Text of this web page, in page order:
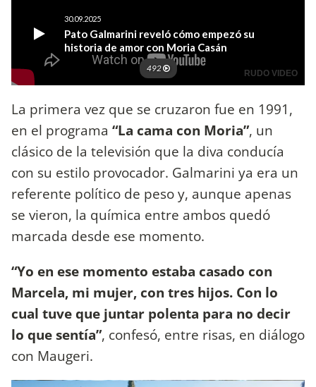
La primera vez que se cruzaron fue en 1991,
en el programa “La cama con Moria”, un
clásico de la televisión que la diva conducía
con su estilo provocador. Galmarini ya era un
referente político de peso y, aunque apenas
se vieron, la química entre ambos quedó
marcada desde ese momento.
“Yo en ese momento estaba casado con
Marcela, mi mujer, con tres hijos. Con lo
cual tuve que juntar polenta para no decir
lo que sentía”, confesó, entre risas, en diálogo
con Maugeri.